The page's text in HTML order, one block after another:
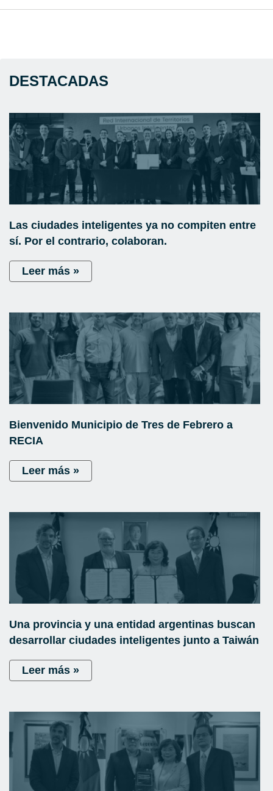
DESTACADAS
Las ciudades inteligentes ya no compiten entre
sí. Por el contrario, colaboran.
Leer más »
Bienvenido Municipio de Tres de Febrero a
RECIA
Leer más »
Una provincia y una entidad argentinas buscan
desarrollar ciudades inteligentes junto a Taiwán
Leer más »